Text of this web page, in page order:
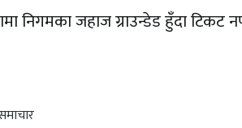
निगमका जहाज ग्राउन्डेड हुँदा